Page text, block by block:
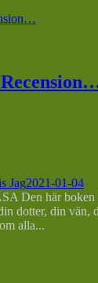
Jag2021-01-04
Den här boken
dotter, din vän,
alla...